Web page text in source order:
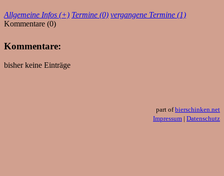
Allgemeine Infos (+) Termine (0) vergangene Termine (1)
Kommentare (0)
Kommentare:
bisher keine Einträge
part ofbierschinken.net
Impressum | Datenschutz